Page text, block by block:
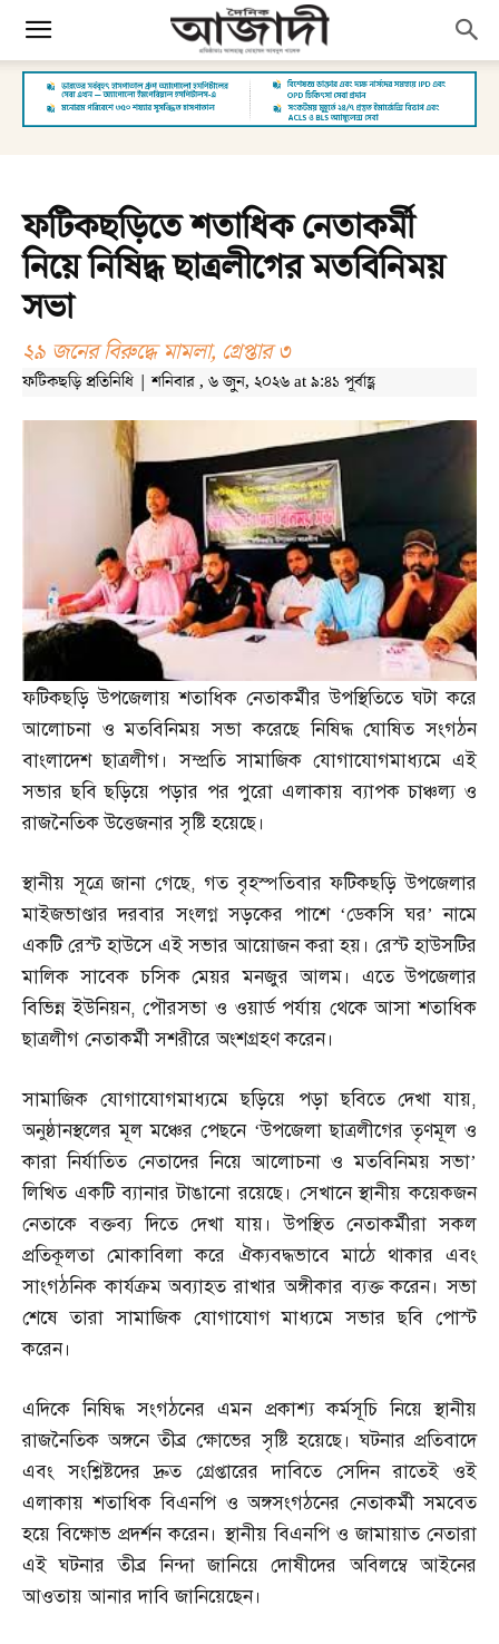
ফটিকছড়িতে শতাধিক নেতাকর্মী
নিয়ে নিষিদ্ধ ছাত্রলীগের মতবিনিময়
সভা
২৯ জনের বিরুদ্ধে মামলা, গ্রেপ্তার ৩
ফটিকছড়ি প্রতিনিধি | শনিবার , ৬ জুন, ২০২৬ at ৯:৪১ পূর্বাহ্ণ
ফটিকছড়ি উপজেলায় শতাধিক নেতাকর্মীর উপস্থিতিতে ঘটা করে
আলোচনা ও মতবিনিময় সভা করেছে নিষিদ্ধ ঘোষিত সংগঠন
বাংলাদেশ ছাত্রলীগ। সম্প্রতি সামাজিক যোগাযোগমাধ্যমে এই
সভার ছবি ছড়িয়ে পড়ার পর পুরো এলাকায় ব্যাপক চাঞ্চল্য ও
রাজনৈতিক উত্তেজনার সৃষ্টি হয়েছে।
স্থানীয় সূত্রে জানা গেছে,গত বৃহস্পতিবার ফটিকছড়ি উপজেলার
মাইজভাণ্ডার দরবার সংলগ্ন সড়কের পাশে ‘ডেকসি ঘর’ নামে
একটি রেস্ট হাউসে এই সভার আয়োজন করা হয়। রেস্ট হাউসটির
মালিক সাবেক চসিক মেয়র মনজুর আলম। এতে উপজেলার
বিভিন্ন ইউনিয়ন,পৌরসভা ও ওয়ার্ড পর্যায় থেকে আসা শতাধিক
ছাত্রলীগ নেতাকর্মী সশরীরে অংশগ্রহণ করেন।
সামাজিক যোগাযোগমাধ্যমে ছড়িয়ে পড়া ছবিতে দেখা যায়,
অনুষ্ঠানস্থলের মূল মঞ্চের পেছনে ‘উপজেলা ছাত্রলীগের তৃণমূল ও
কারা নির্যাতিত নেতাদের নিয়ে আলোচনা ও মতবিনিময় সভা’
লিখিত একটি ব্যানার টাঙানো রয়েছে। সেখানে স্থানীয় কয়েকজন
নেতাকে বক্তব্য দিতে দেখা যায়। উপস্থিত নেতাকর্মীরা সকল
প্রতিকূলতা মোকাবিলা করে ঐক্যবদ্ধভাবে মাঠে থাকার এবং
সাংগঠনিক কার্যক্রম অব্যাহত রাখার অঙ্গীকার ব্যক্ত করেন। সভা
শেষে তারা সামাজিক যোগাযোগ মাধ্যমে সভার ছবি পোস্ট
করেন।
এদিকে নিষিদ্ধ সংগঠনের এমন প্রকাশ্য কর্মসূচি নিয়ে স্থানীয়
রাজনৈতিক অঙ্গনে তীব্র ক্ষোভের সৃষ্টি হয়েছে। ঘটনার প্রতিবাদে
এবং সংশ্লিষ্টদের দ্রুত গ্রেপ্তারের দাবিতে সেদিন রাতেই ওই
এলাকায় শতাধিক বিএনপি ও অঙ্গসংগঠনের নেতাকর্মী সমবেত
হয়ে বিক্ষোভ প্রদর্শন করেন। স্থানীয় বিএনপি ও জামায়াত নেতারা
এই ঘটনার তীব্র নিন্দা জানিয়ে দোষীদের অবিলম্বে আইনের
আওতায় আনার দাবি জানিয়েছেন।